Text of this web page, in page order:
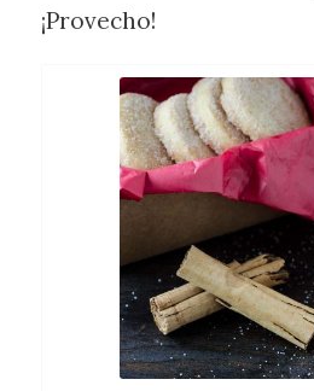
¡Provecho!